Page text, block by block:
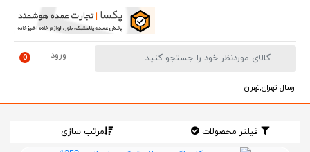
ورود 0
ارسال تهران,تهران
فیلتر محصولات مرتب سازی